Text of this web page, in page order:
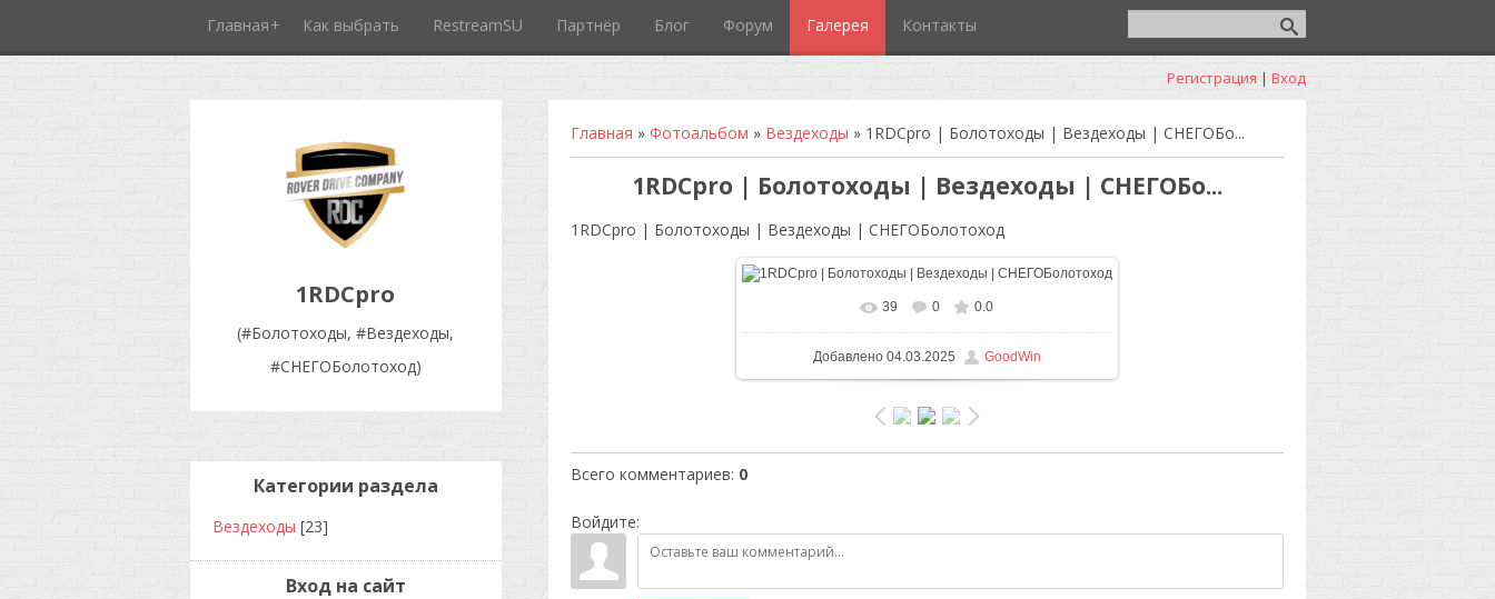
Главная Как выбрать RestreamSU Партнёр Блог Форум Галерея Контакты
Регистрация | Вход
1RDCpro
(#Болотоходы, #Вездеходы,
#СНЕГОБолотоход)
Главная » Фотоальбом » Вездеходы » 1RDCpro | Болотоходы | Вездеходы | СНЕГОБо...
1RDCpro | Болотоходы | Вездеходы | СНЕГОБо...
1RDCpro | Болотоходы | Вездеходы | СНЕГОБолотоход
В реальном размере 605x465
39 0 0.0
Добавлено04.03.2025 GoodWin
Всего комментариев: 0
Войдите:
Категории раздела
Вездеходы [23]
Вход на сайт